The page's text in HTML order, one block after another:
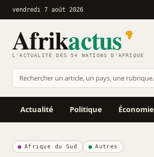
vendredi 7 août 2026
Afrikactus
L'ACTUALITÉ DES 54 NATIONS D'AFRIQUE
Rechercher
sur
Afrikactus
Actualité Politique Économie
Afrique du Sud Autres